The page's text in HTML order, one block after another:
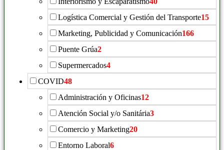
Logística Comercial y Gestión del Transporte15
Marketing, Publicidad y Comunicación166
Puente Grúa2
Supermercados4
COVID48
Administración y Oficinas12
Atención Social y/o Sanitária3
Comercio y Marketing20
Entorno Laboral6